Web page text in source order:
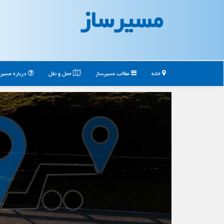
مسیرساز
خانه مطالب مسیرساز حمل و نقل درباره